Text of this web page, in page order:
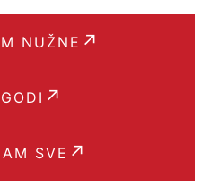
voditi za
imati više
NUŽNE
SVE